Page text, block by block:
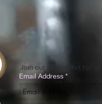
Join our mailing list for
Email Address